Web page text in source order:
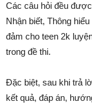
Các câu hỏi đều
Nhận biết, Thông
đảm cho teen 2k
trong đề thi.
Đặc biệt, sau khi trả
kết quả, đáp án,